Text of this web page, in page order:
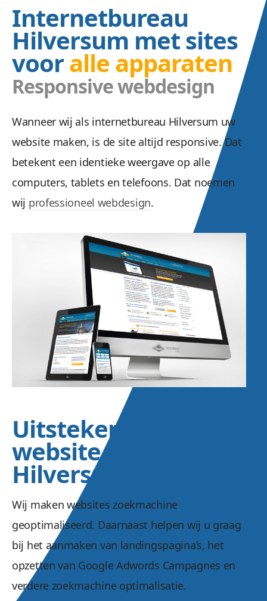
Internetbureau
Hilversum met sites
vooralle apparaten
Responsive webdesign
Wanneer wij als internetbureau Hilversum uw
website maken, is de site altijd responsive. Dat
betekent een identieke weergave op alle
computers, tablets en telefoons. Dat noemen
wij professioneel webdesign.
Uitstekend vindbare
website laten maken
Hilversum
Wij maken websites zoekmachine
geoptimaliseerd. Daarnaast helpen wij u graag
bij het aanmaken van landingspagina’s, het
opzetten van Google Adwords Campagnes en
verdere zoekmachine optimalisatie.